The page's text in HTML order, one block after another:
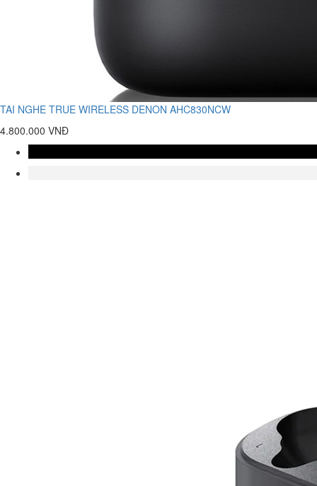
TAI NGHE TRUE WIRELESS DENON AHC830NCW
4.800.000 VNĐ